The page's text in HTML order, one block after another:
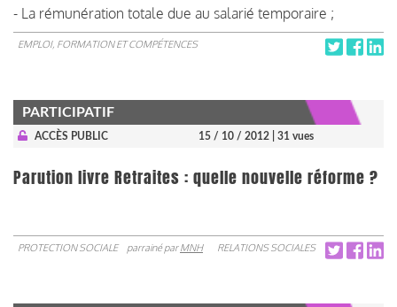
- La rémunération totale due au salarié temporaire ;
EMPLOI, FORMATION ET COMPÉTENCES
PARTICIPATIF
ACCÈS PUBLIC 15 / 10 / 2012 | 31 vues
Parution livre Retraites : quelle nouvelle réforme ?
PROTECTION SOCIALE parrainé parMNH RELATIONS SOCIALES